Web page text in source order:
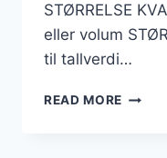
STØRRELSE
eller volum
til tallverdi…
READ MORE